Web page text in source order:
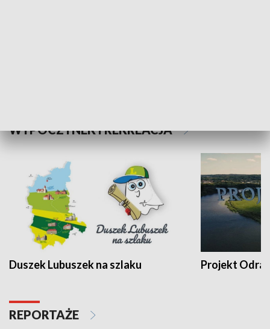
WYPOCZYNEK I REKREACJA
Duszek Lubuszek na szlaku Projekt Odra
REPORTAŻE